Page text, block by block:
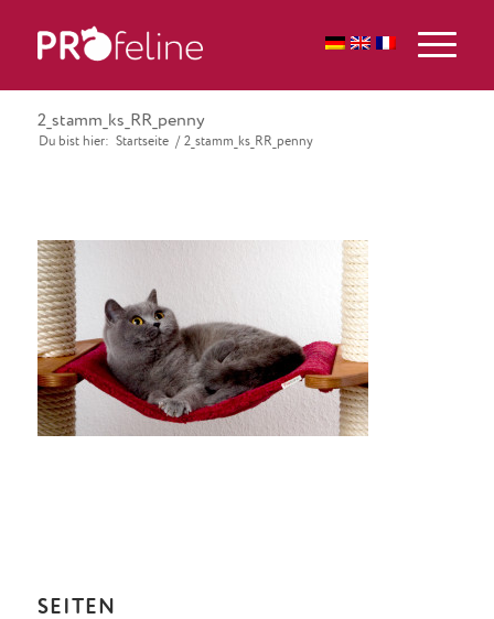
2_stamm_ks_RR_penny
Du bist hier: Startseite / 2_stamm_ks_RR_penny
SEITEN